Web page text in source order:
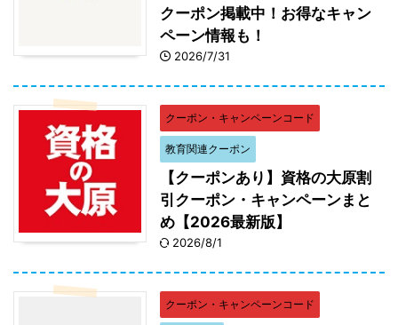
5,000円～9,999円
引
マイおせちの購入合計金額（送料を除く）
マイおせちの購入合計金額（送料を除く）
15,000円～19,999円
マイおせちの購入合計金額（送料を除く）
20,000円～24,999円
800円割
引
マイおせちの購入合計金額（送料を除く）
特選商品 優待割引一覧
クーポン掲載中！お得なキャン
ペーン情報も！
2026/7/31
クーポン・キャンペーンコード
教育関連クーポン
【クーポンあり】資格の大原割
引クーポン・キャンペーンまと
め【2026最新版】
2026/8/1
クーポン・キャンペーンコード